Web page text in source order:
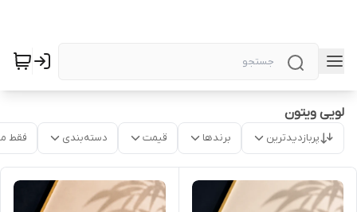
لویی ویتون
پربازدیدترین برندها قیمت دسته‌بندی فقط